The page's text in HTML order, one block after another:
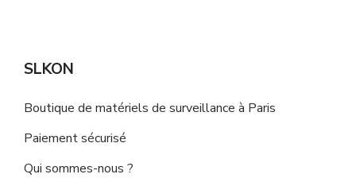
SLKON
Boutique de matériels de surveillance à Paris
Paiement sécurisé
Qui sommes-nous ?